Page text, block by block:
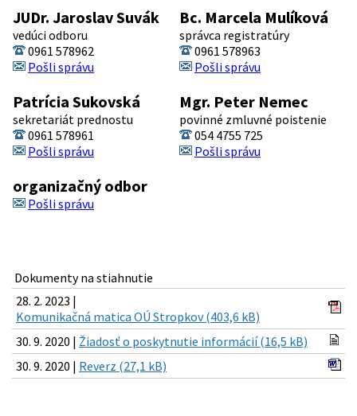
JUDr. Jaroslav Suvák
vedúci odboru
0961 578962
Pošli správu
Bc. Marcela Mulíková
správca registratúry
0961 578963
Pošli správu
Patrícia Sukovská
sekretariát prednostu
0961 578961
Pošli správu
Mgr. Peter Nemec
povinné zmluvné poistenie
054 4755 725
Pošli správu
organizačný odbor
Pošli správu
Dokumenty na stiahnutie
28. 2. 2023 |
Komunikačná matica OÚ Stropkov (403,6 kB)
30. 9. 2020 | Žiadosť o poskytnutie informácií (16,5 kB)
30. 9. 2020 | Reverz (27,1 kB)